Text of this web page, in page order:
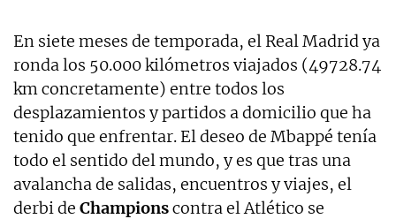
En siete meses de temporada, el Real Madrid ya
ronda los 50.000 kilómetros viajados (49728.74
km concretamente) entre todos los
desplazamientos y partidos a domicilio que ha
tenido que enfrentar. El deseo de Mbappé tenía
todo el sentido del mundo, y es que tras una
avalancha de salidas, encuentros y viajes, el
derbi de Championscontra el Atlético se